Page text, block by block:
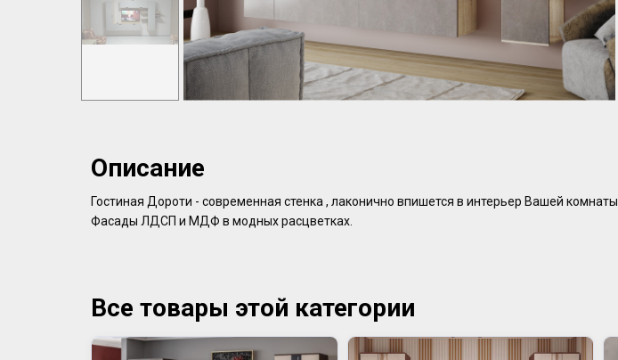
Описание
Гостиная Дороти - современная стенка , лаконично впишется в интерьер Вашей комнаты.
Фасады ЛДСП и МДФ в модных расцветках.
Все товары этой категории